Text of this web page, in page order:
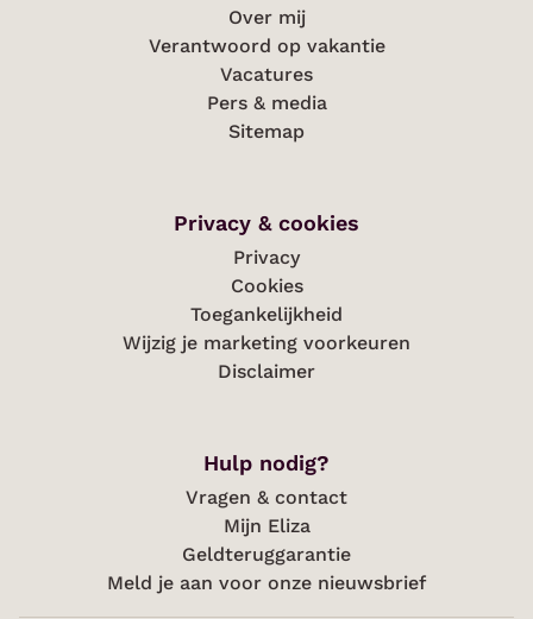
Over mij
Verantwoord op vakantie
Vacatures
Pers & media
Sitemap
Privacy & cookies
Privacy
Cookies
Toegankelijkheid
Wijzig je marketing voorkeuren
Disclaimer
Hulp nodig?
Vragen & contact
Mijn Eliza
Geldteruggarantie
Meld je aan voor onze nieuwsbrief